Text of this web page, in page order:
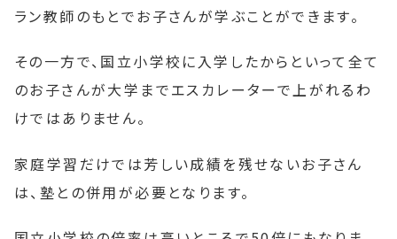
ラン教師のもとでお子さんが学ぶことができます。
その一方で、国立小学校に入学したからといって全て
のお子さんが大学までエスカレーターで上がれるわ
けではありません。
家庭学習だけでは芳しい成績を残せないお子さん
は、塾との併用が必要となります。